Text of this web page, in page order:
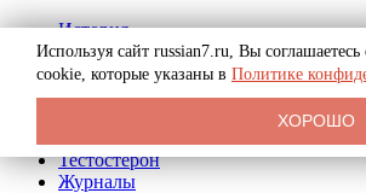
История
Биография
Криминал
Реклама на сайте
Тестостерон
Журналы
Используя сайт russian7.ru, Вы
cookie, которые указаны в Политике
ХОРОШО